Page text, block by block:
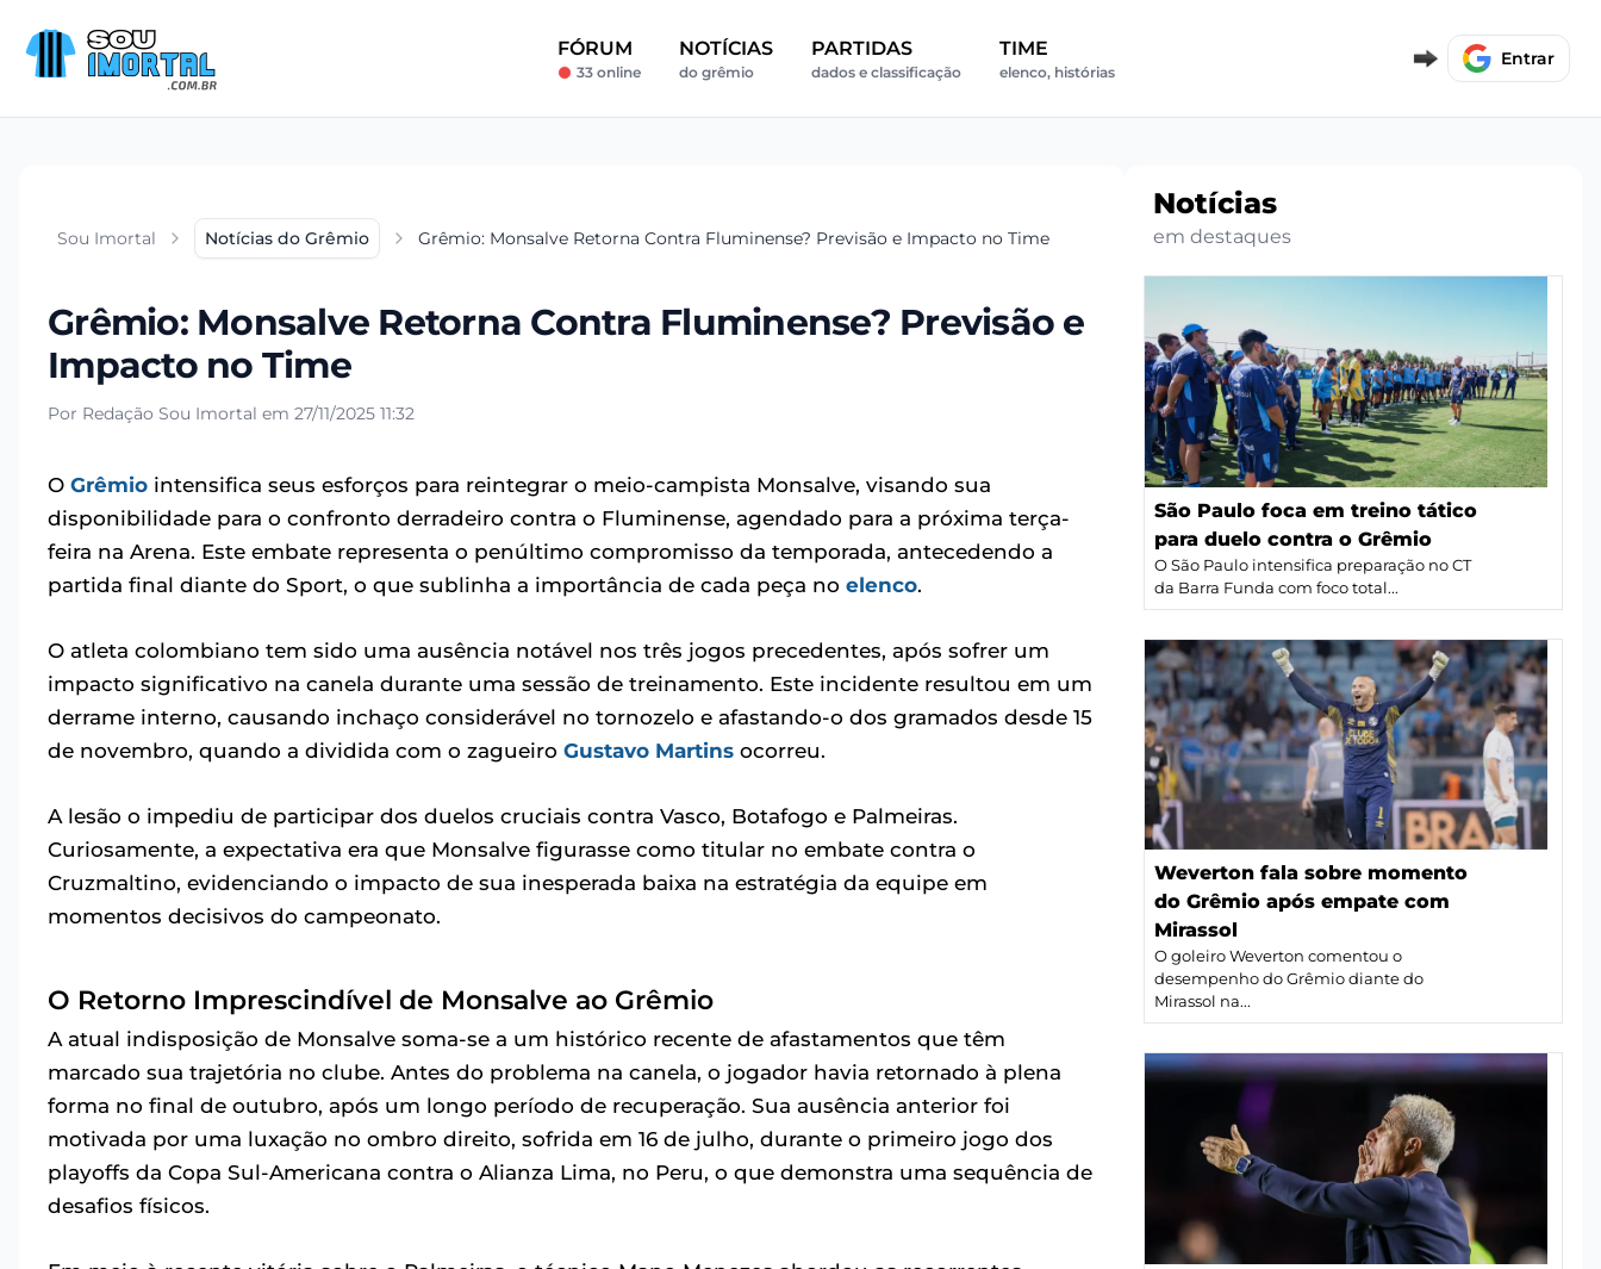
FÓRUM
33 online
NOTÍCIAS
do grêmio
PARTIDAS
dados e classificação
TIME
elenco, histórias
Entrar
Sou Imortal Notícias do Grêmio Grêmio: Monsalve Retorna Contra Fluminense? Previsão e Impacto no Time
Grêmio: Monsalve Retorna Contra Fluminense? Previsão e
Impacto no Time
Por Redação Sou Imortal em 27/11/2025 11:32
O Grêmio intensifica seus esforços para reintegrar o meio-campista Monsalve, visando sua
disponibilidade para o confronto derradeiro contra o Fluminense, agendado para a próxima terça-
feira na Arena. Este embate representa o penúltimo compromisso da temporada, antecedendo a
partida final diante do Sport, o que sublinha a importância de cada peça no elenco.
O atleta colombiano tem sido uma ausência notável nos três jogos precedentes, após sofrer um
impacto significativo na canela durante uma sessão de treinamento. Este incidente resultou em um
derrame interno, causando inchaço considerável no tornozelo e afastando-o dos gramados desde 15
de novembro, quando a dividida com o zagueiro Gustavo Martins ocorreu.
A lesão o impediu de participar dos duelos cruciais contra Vasco, Botafogo e Palmeiras.
Curiosamente, a expectativa era que Monsalve figurasse como titular no embate contra o
Cruzmaltino, evidenciando o impacto de sua inesperada baixa na estratégia da equipe em
momentos decisivos do campeonato.
O Retorno Imprescindível de Monsalve ao Grêmio
A atual indisposição de Monsalve soma-se a um histórico recente de afastamentos que têm
marcado sua trajetória no clube. Antes do problema na canela, o jogador havia retornado à plena
forma no final de outubro, após um longo período de recuperação. Sua ausência anterior foi
motivada por uma luxação no ombro direito, sofrida em 16 de julho, durante o primeiro jogo dos
playoffs da Copa Sul-Americana contra o Alianza Lima, no Peru, o que demonstra uma sequência de
desafios físicos.
Notícias
em destaques
São Paulo foca em treino tático
para duelo contra o Grêmio
O São Paulo intensifica preparação no CT
da Barra Funda com foco total...
Weverton fala sobre momento
do Grêmio após empate com
Mirassol
O goleiro Weverton comentou o
desempenho do Grêmio diante do
Mirassol na...